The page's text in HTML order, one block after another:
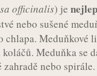
officinalis) je
nebo sušené
chlapa. Meduňkové
Meduňka se
nebo spirále.